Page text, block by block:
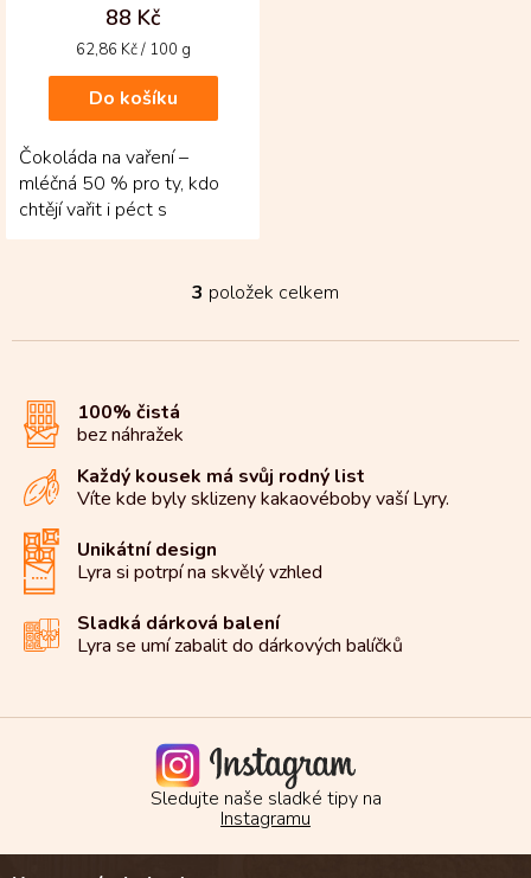
88 Kč
Měrná
62,86 Kč / 100 g
Do košíku
Čokoláda na vaření –
mléčná 50 % pro ty, kdo
chtějí vařit i péct s
opravdovou kvalitou!
O
l
p
r
y
ý
p
3 položek celkem
100% čistá
bez náhražek
Každý kousek má svůj rodný list
Víte kde byly sklizeny kakaovéboby vaší Lyry.
Unikátní design
Lyra si potrpí na skvělý vzhled
Sladká dárková balení
Lyra se umí zabalit do dárkových balíčků
Sledujte naše sladké tipy na
Instagramu